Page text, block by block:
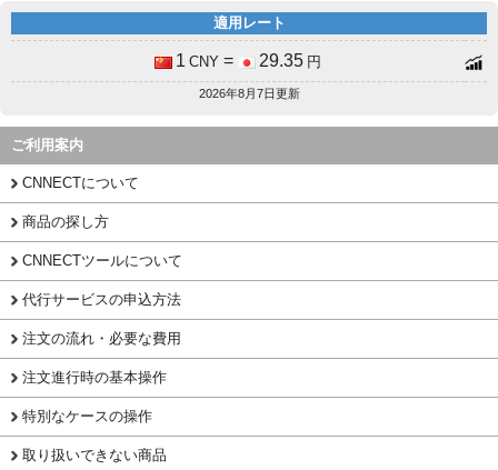
適用レート
1 CNY = 29.35 円
2026年8月7日更新
ご利用案内
CNNECTについて
商品の探し方
CNNECTツールについて
代行サービスの申込方法
注文の流れ・必要な費用
注文進行時の基本操作
特別なケースの操作
取り扱いできない商品